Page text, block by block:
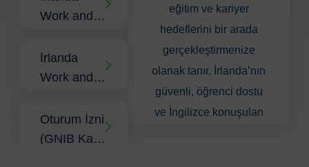
Avantajları
Work and
Şartları
Nelerdir?
İrlanda
Work and
Vizesi
Oturum İzni
(GNIB Kart)
eğitim ve kariyer
hedeflerini bir arada
gerçekleştirmenize
olanak tanır. İrlanda’nın
güvenli, öğrenci dostu
ve İngilizce konuşulan